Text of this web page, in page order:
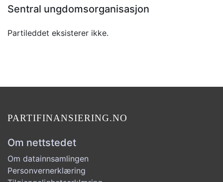
Sentral ungdomsorganisasjon
Partileddet eksisterer ikke.
PARTIFINANSIERING.NO
Om nettstedet
Om datainnsamlingen
Personvernerklæring